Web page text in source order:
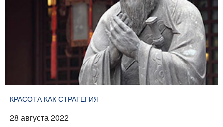
КРАСОТА КАК СТРАТЕГИЯ
28 августа 2022